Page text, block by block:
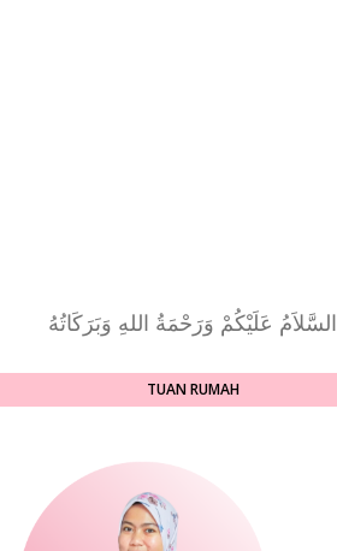
السَّلاَمُ عَلَيْكُمْ وَرَحْمَةُ اللهِ وَبَرَكَاتُهُ
TUAN RUMAH